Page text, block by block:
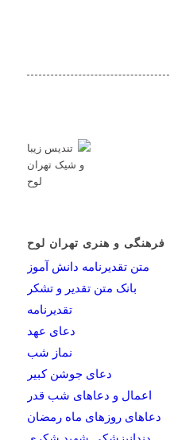
و هنری تهران لوح
متن تقدیرنامه دانش آموز
بانک متن تقدیر و تشکر
تقدیرنامه
دعای عهد
نماز شب
دعای جوشن کبیر
اعمال و دعاهای شب قدر
دعاهای روزهای ماه رمضان